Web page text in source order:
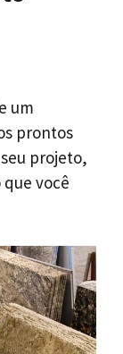
um
prontos
projeto,
você